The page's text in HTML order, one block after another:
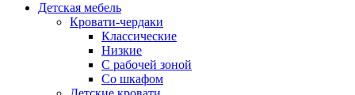
Детская мебель
Кровати-чердаки
Классические
Низкие
С рабочей зоной
Со шкафом